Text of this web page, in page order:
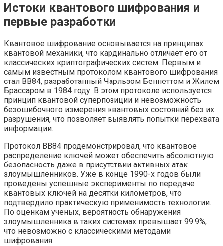
Истоки квантового шифрования и
первые разработки
Квантовое шифрование основывается на принципах
квантовой механики, что кардинально отличает его от
классических криптографических систем. Первым и
самым известным протоколом квантового шифрования
стал BB84, разработанный Чарльзом Беннеттом и Жилем
Брассаром в 1984 году. В этом протоколе используется
принцип квантовой суперпозиции и невозможность
безошибочного измерения квантовых состояний без их
разрушения, что позволяет выявлять попытки перехвата
информации.
Протокол BB84 продемонстрировал, что квантовое
распределение ключей может обеспечить абсолютную
безопасность даже в присутствии активных атак
злоумышленников. Уже в конце 1990-х годов были
проведены успешные эксперименты по передаче
квантовых ключей на десятки километров, что
подтвердило практическую применимость технологии.
По оценкам ученых, вероятность обнаружения
злоумышленника в таких системах превышает 99.9%,
что невозможно с классическими методами
шифрования.